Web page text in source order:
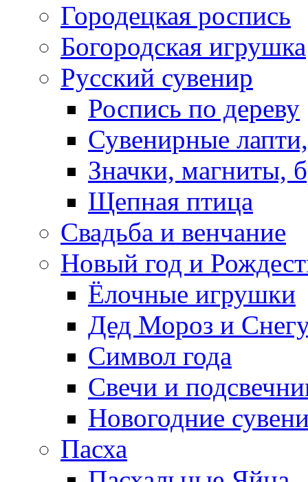
Городецкая роспись
Богородская игрушка
Русский сувенир
Роспись по дереву
Сувенирные
Значки, магниты,
Щепная птица
Свадьба и венчание
Новый год и
Ёлочные игрушки
Дед Мороз и
Символ года
Свечи и
Новогодние
Пасха